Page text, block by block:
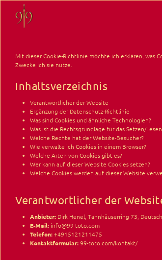
Mit dieser Cookie-Richtlinie möchte ich erklären, was
Zwecke ich sie nutze.
Inhaltsverzeichnis
Verantwortlicher der Website
Ergänzung der Datenschutz-Richtlinie
Was sind Cookies und ähnliche Technologien?
Was ist die Rechtsgrundlage für das Setzen/
Welche Rechte hat der Website-Besucher?
Wie verwalte ich Cookies in einem Browser?
Welche Arten von Cookies gibt es?
Wer kann auf dieser Website Cookies setzen?
Welche Cookies werden auf dieser Website
Verantwortlicher der
Anbieter: Dirk Henel, Tannhäuserring 73,
E-Mail: info@99-toto.com
Telefon:+4915121211475
Kontaktformular:99-toto.com/kontakt/